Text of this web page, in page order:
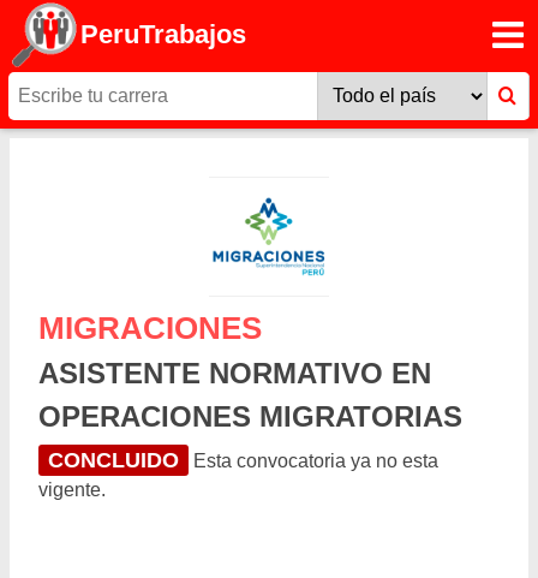
PeruTrabajos
MIGRACIONES
ASISTENTE NORMATIVO EN
OPERACIONES MIGRATORIAS
CONCLUIDO
Esta convocatoria ya no esta
vigente.